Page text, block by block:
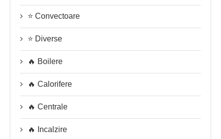
⭐ Convectoare
⭐ Diverse
🔥 Boilere
🔥 Calorifere
🔥 Centrale
🔥 Incalzire